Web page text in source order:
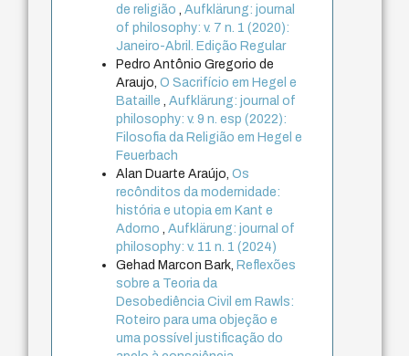
de religião,Aufklärung: journal
of philosophy: v. 7 n. 1 (2020):
Janeiro-Abril. Edição Regular
Pedro Antônio Gregorio de
Araujo,O Sacrifício em Hegel e
Bataille,Aufklärung: journal of
philosophy: v. 9 n. esp (2022):
Filosofia da Religião em Hegel e
Feuerbach
Alan Duarte Araújo,Os
recônditos da modernidade:
história e utopia em Kant e
Adorno,Aufklärung: journal of
philosophy: v. 11 n. 1 (2024)
Gehad Marcon Bark, Reflexões
sobre a Teoria da
Desobediência Civil em Rawls:
Roteiro para uma objeção e
uma possível justificação do